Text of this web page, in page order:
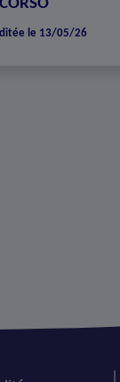
CORSO
le 13/05/26